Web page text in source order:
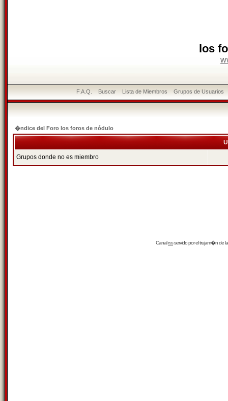
los
F.A.Q. Buscar Lista de Miembros Grupos de Usuarios
�ndice del Foro los foros de nódulo
Grupos donde no es miembro
Canalrssservido por eltrujam�nde